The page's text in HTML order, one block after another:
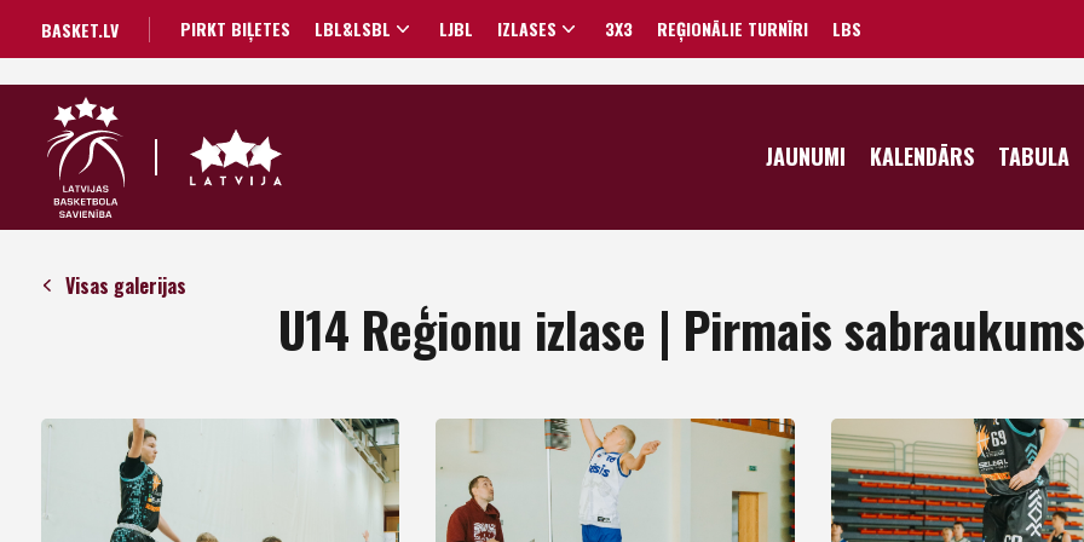
BASKET.LV PIRKT BIĻETES LBL&LSBL LJBL IZLASES
VĪRIEŠI
3X3 REĢIONĀLIE TURNĪRI LBS
JAUNUMI KALENDĀRS TABULA
Visas galerijas
U14 Reģionu izlase | Pirmais